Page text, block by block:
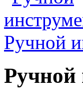
Ручной
Ручной